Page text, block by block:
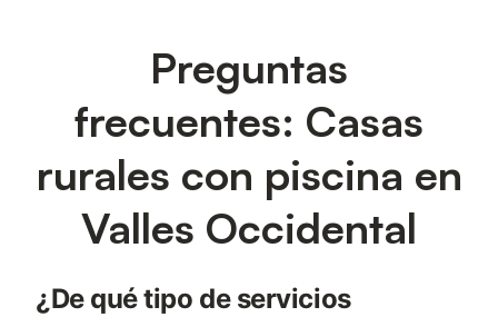
Preguntas
frecuentes: Casas
rurales con piscina en
Valles Occidental
¿De qué tipo de servicios